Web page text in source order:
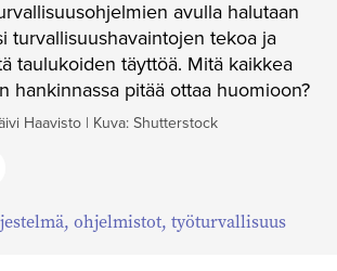
avulla halutaan
turvallisuushavaintojen tekoa ja
taulukoiden täyttöä. Mitä kaikkea
hankinnassa pitää ottaa huomioon?
Haavisto | Kuva: Shutterstock
, ohjelmistot, työturvallisuus